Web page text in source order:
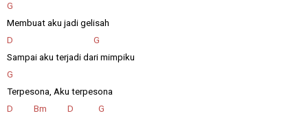
G
Membuat aku jadi gelisah
D G
Sampai aku terjadi dari mimpiku
G
Terpesona, Aku terpesona
D Bm D G